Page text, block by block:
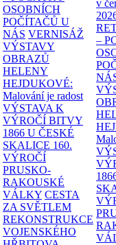
OSOBNÍCH
POČÍTAČŮ U
NÁS VERNISÁŽ
VÝSTAVY
OBRAZŮ
HELENY
HEJDUKOVÉ:
Malování je radost
VÝSTAVA K
VÝROČÍ BITVY
1866 U ČESKÉ
SKALICE 160.
VÝROČÍ
PRUSKO-
RAKOUSKÉ
VÁLKY CESTA
ZA SVĚTLEM
REKONSTRUKCE
VOJENSKÉHO
v
–